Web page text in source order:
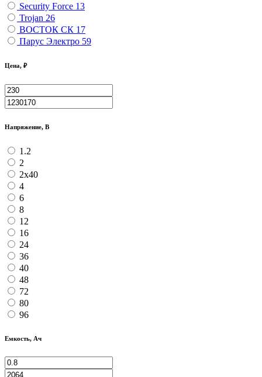
Security Force 13
Trojan 26
ВОСТОК СК 17
Парус Электро 59
Цена, ₽
Напряжение, В
1.2
2
2х40
4
6
8
12
16
24
36
40
48
72
80
96
Емкость, Ач